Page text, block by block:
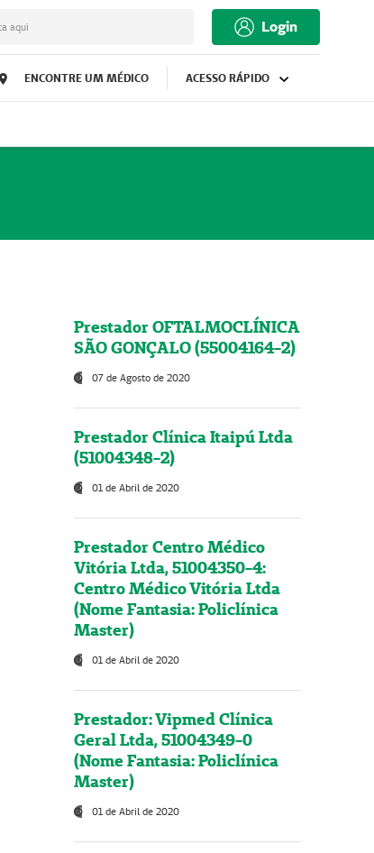
aqui Login
ENCONTRE UM MÉDICO ACESSO RÁPIDO
Prestador OFTALMOCLÍNICA
SÃO GONÇALO (55004164-2)
07 de Agosto de 2020
Prestador Clínica Itaipú Ltda
(51004348-2)
01 de Abril de 2020
Prestador Centro Médico
Vitória Ltda, 51004350-4:
Centro Médico Vitória Ltda
(Nome Fantasia: Policlínica
Master)
01 de Abril de 2020
Prestador: Vipmed Clínica
Geral Ltda, 51004349-0
(Nome Fantasia: Policlínica
Master)
01 de Abril de 2020